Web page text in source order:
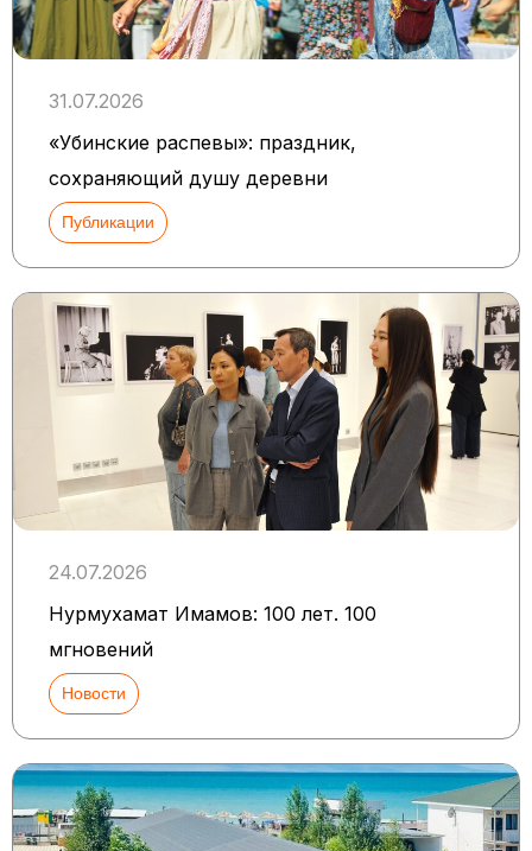
31.07.2026
«Убинские распевы»: праздник,
сохраняющий душу деревни
Публикации
24.07.2026
Нурмухамат Имамов: 100 лет. 100
мгновений
Новости